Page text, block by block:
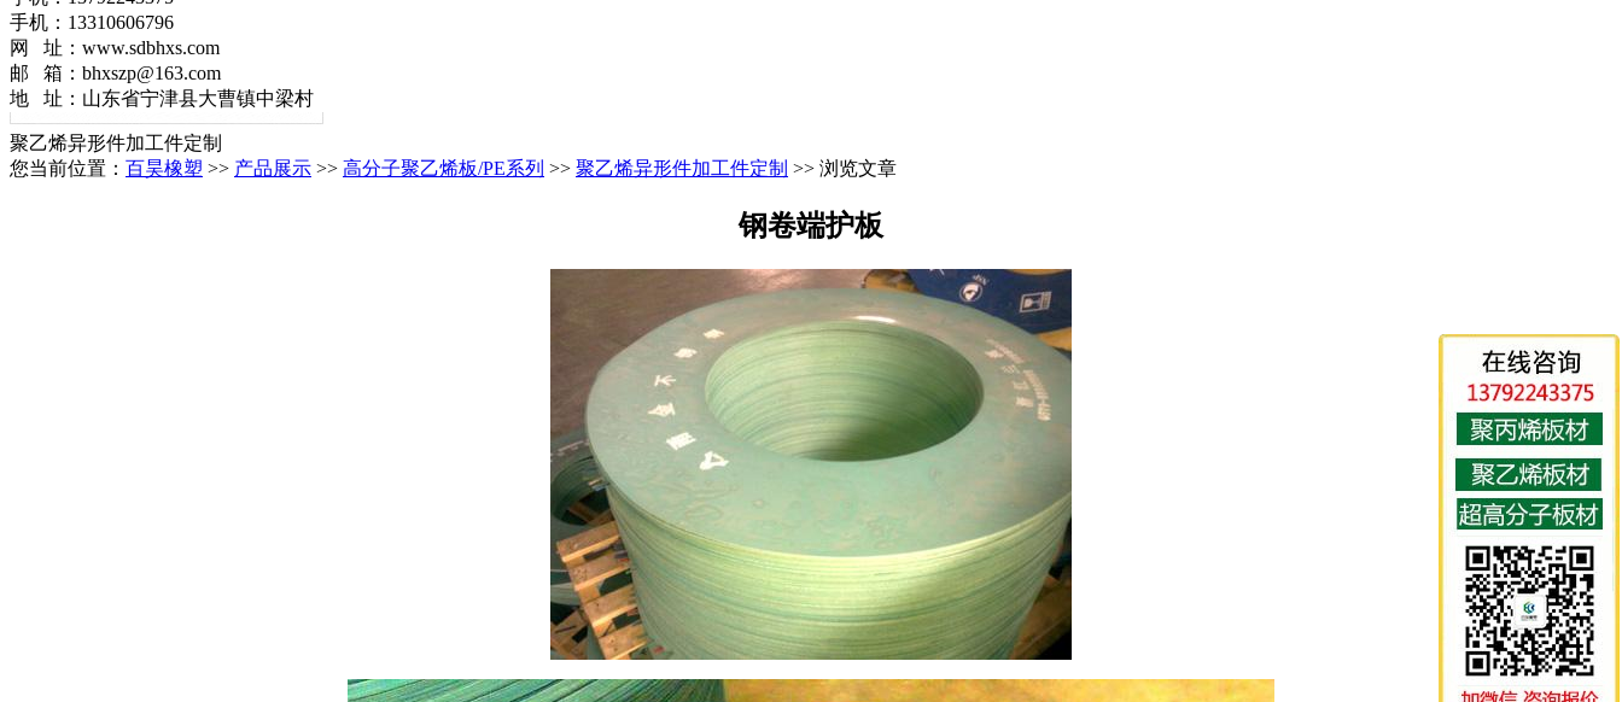
手机：13310606796
网 址：www.sdbhxs.com
邮 箱：bhxszp@163.com
地 址：山东省宁津县大曹镇中梁村
聚乙烯异形件加工件定制
您当前位置： 百昊橡塑 >> 产品展示 >> 高分子聚乙烯板/PE系列 >> 聚乙烯异形件加工件定制 >> 浏览文章
钢卷端护板